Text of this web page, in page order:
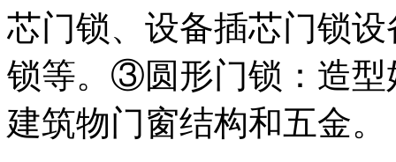
芯门锁、设备插芯门锁
锁等。③圆形门锁：造型
建筑物门窗结构和五金。